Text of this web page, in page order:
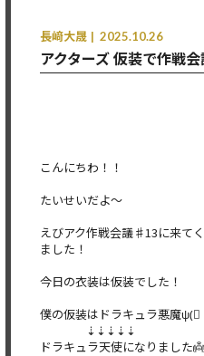
長﨑大晟 2025.10.26
アクターズ 仮装で作戦
こんにちわ！！
たいせいだよ〜
えびアク作戦会議♯13に来て
ました！
今日の衣装は仮装でした！
僕の仮装はドラキュラ悪
⇣⇣⇣⇣⇣
ドラキュラ天使になりました👼